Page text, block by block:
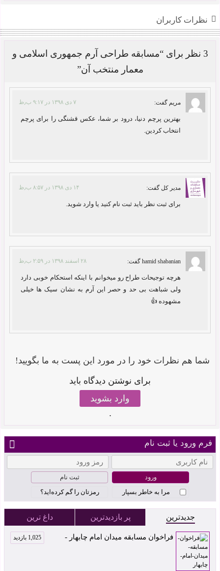
نظرات کاربران
3 نظر برای “مسابقه طراحی آرم جمهوری اسلامی و
معمار منتخب آن”
مریم گفت: ۷ دی ۱۳۹۸ در ۹:۱۷ ب٫ظ
بهترین پرچم دنیا، درود بر شما، عکس قشنگی را برای پرچم
انتخاب کردین.
مدیر کل گفت: ۱۴ دی ۱۳۹۸ در ۸:۵۷ ب٫ظ
برای ثبت نظر باید ثبت نام کنید یا وارد شوید.
hamid shabanian گفت: ۲۸ اسفند ۱۳۹۸ در ۲:۵۹ ب٫ظ
هرچه توجیحات طراح رو میخوانم با اینکه استحکام خوبی دارد
ولی شباهت بی حد و حصر این آرم به نشان سیک ها خیلی
مشهوده 👍
شما هم نظرات خود را در مورد این پست به ما بگویید!
برای نوشتن دیدگاه باید
وارد بشوید
.
فرم ورود یا ثبت نام
ثبت نام
مرا به خاطر بسپار
رمزتان را گم کرده‌اید؟
جدیدترین پر بازدیدترین داغ ترین
فراخوان مسابقه میدان امام چابهار - 1,025 بازدید